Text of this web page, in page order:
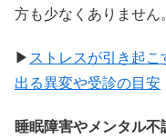
方も少なくありません。
▶ストレスが引き起
出る異変や受診の目安
睡眠障害やメンタル